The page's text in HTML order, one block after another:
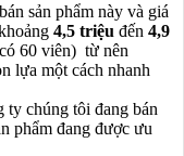
sản phẩm này và giá
4,5 triệu đến 4,9
60 viên) từ nên
lựa một cách nhanh
ty chúng tôi đang bán
phẩm đang được ưu